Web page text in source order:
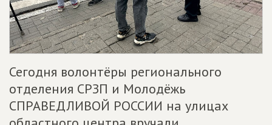
Сегодня волонтёры регионального
отделения СРЗП и Молодёжь
СПРАВЕДЛИВОЙ РОССИИ на улицах